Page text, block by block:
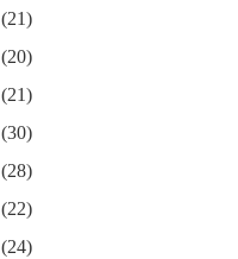
(21)
(20)
(21)
(30)
(28)
(22)
(24)